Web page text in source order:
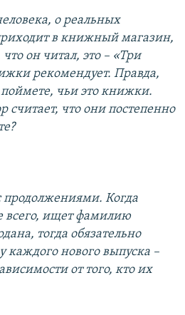
о реальных
в книжный магазин,
он читал, это – «Три
рекомендует. Правда,
чьи это книжки.
считает, что они постепенно
Когда
всего, ищет фамилию
тогда обязательно
каждого нового выпуска –
от того, кто их